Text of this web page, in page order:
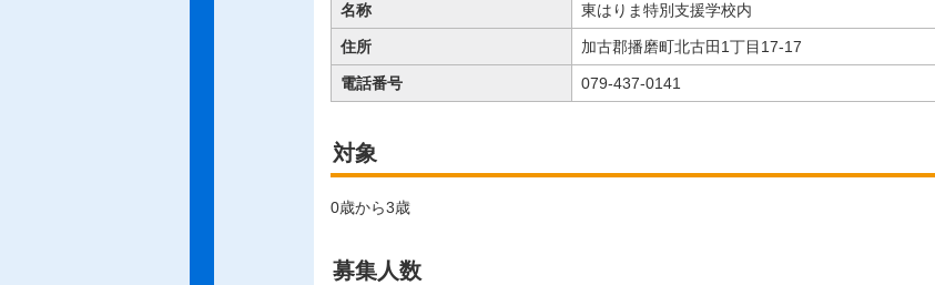
名称 東はりま特別支援学校内
住所 加古郡播磨町北古田1丁目17-17
電話番号 079-437-0141
対象
0歳から3歳
募集人数